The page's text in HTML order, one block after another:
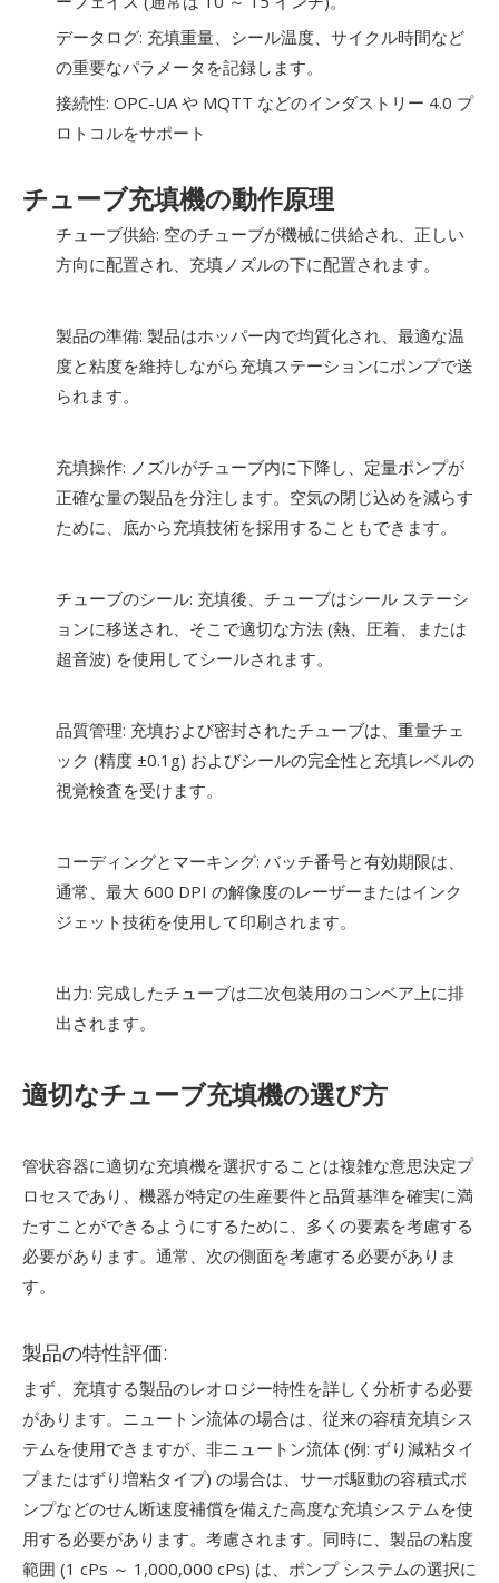
データログ: 充填重量、シール温度、サイクル時間など
の重要なパラメータを記録します。
接続性: OPC-UA や MQTT などのインダストリー 4.0 プ
ロトコルをサポート
チューブ充填機の動作原理
チューブ供給: 空のチューブが機械に供給され、正しい
方向に配置され、充填ノズルの下に配置されます。
製品の準備: 製品はホッパー内で均質化され、最適な温
度と粘度を維持しながら充填ステーションにポンプで送
られます。
充填操作: ノズルがチューブ内に下降し、定量ポンプが
正確な量の製品を分注します。空気の閉じ込めを減らす
ために、底から充填技術を採用することもできます。
チューブのシール: 充填後、チューブはシール ステーシ
ョンに移送され、そこで適切な方法 (熱、圧着、または
超音波) を使用してシールされます。
品質管理: 充填および密封されたチューブは、重量チェ
ック (精度 ±0.1g) およびシールの完全性と充填レベルの
視覚検査を受けます。
コーディングとマーキング: バッチ番号と有効期限は、
通常、最大 600 DPI の解像度のレーザーまたはインク
ジェット技術を使用して印刷されます。
出力: 完成したチューブは二次包装用のコンベア上に排
出されます。
適切なチューブ充填機の選び方
管状容器に適切な充填機を選択することは複雑な意思決定プ
ロセスであり、機器が特定の生産要件と品質基準を確実に満
たすことができるようにするために、多くの要素を考慮する
必要があります。通常、次の側面を考慮する必要がありま
す。
製品の特性評価:
まず、充填する製品のレオロジー特性を詳しく分析する必要
があります。ニュートン流体の場合は、従来の容積充填シス
テムを使用できますが、非ニュートン流体 (例: ずり減粘タイ
プまたはずり増粘タイプ) の場合は、サーボ駆動の容積式ポ
ンプなどのせん断速度補償を備えた高度な充填システムを使
用する必要があります。考慮されます。同時に、製品の粘度
範囲 (1 cPs ～ 1,000,000 cPs) は、ポンプ システムの選択に